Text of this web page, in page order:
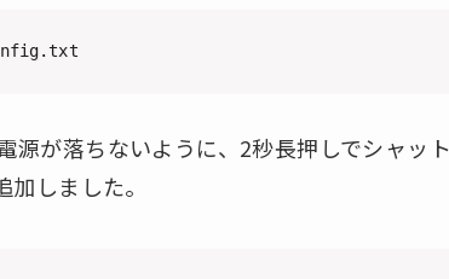
源が落ちないように、2秒長押しでシャ
しました。